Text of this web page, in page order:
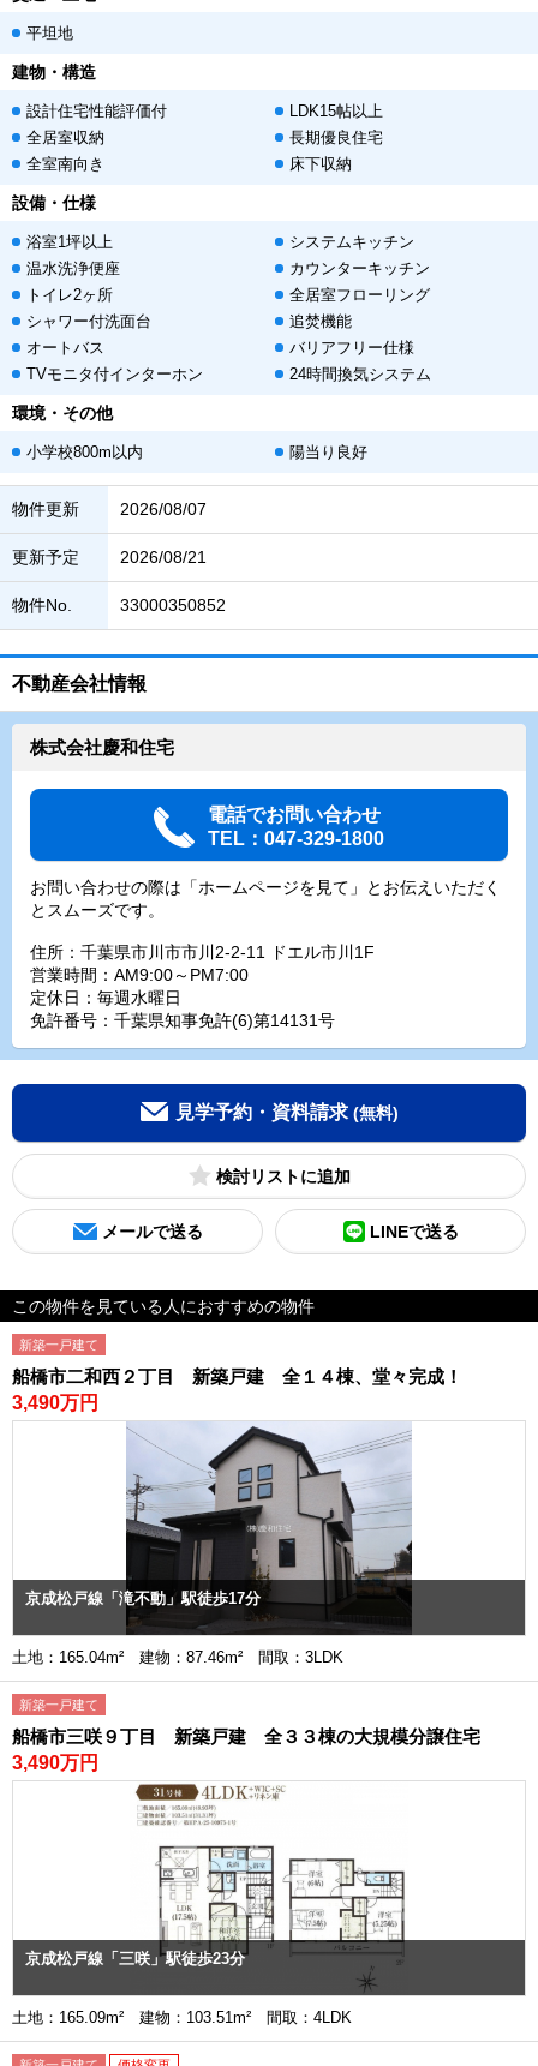
平坦地
建物・構造
設計住宅性能評価付
LDK15帖以上
全居室収納
長期優良住宅
全室南向き
床下収納
設備・仕様
浴室1坪以上
システムキッチン
温水洗浄便座
カウンターキッチン
トイレ2ヶ所
全居室フローリング
シャワー付洗面台
追焚機能
オートバス
バリアフリー仕様
TVモニタ付インターホン
24時間換気システム
環境・その他
小学校800m以内 陽当り良好
物件更新 2026/08/07
更新予定 2026/08/21
物件No. 33000350852
不動産会社情報
株式会社慶和住宅
電話でお問い合わせ
TEL：047-329-1800
お問い合わせの際は「ホームページを見て」とお伝えいただく
とスムーズです。
住所：千葉県市川市市川2-2-11 ドエル市川1F
営業時間：AM9:00～PM7:00
定休日：毎週水曜日
免許番号：千葉県知事免許(6)第14131号
見学予約・資料請求 (無料)
検討リスト
メールで送る LINEで送る
この物件を見ている人におすすめの物件
新築一戸建て
船橋市二和西２丁目 新築戸建 全１４棟、堂々完成！
3,490万円
京成松戸線「滝不動」駅徒歩17分
土地：165.04m² 建物：87.46m² 間取：3LDK
新築一戸建て
船橋市三咲９丁目 新築戸建 全３３棟の大規模分譲住宅
3,490万円
京成松戸線「三咲」駅徒歩23分
土地：165.09m² 建物：103.51m² 間取：4LDK